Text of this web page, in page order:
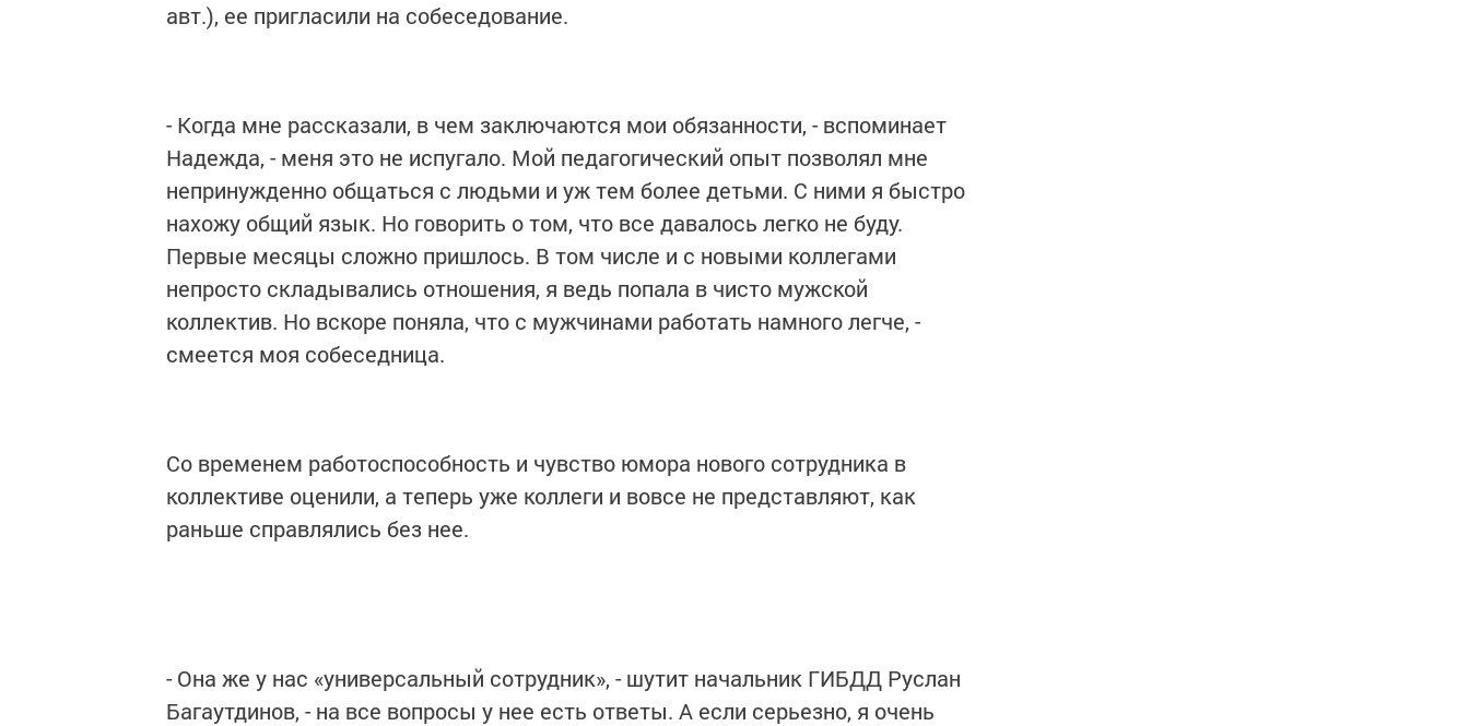
авт.), ее пригласили на собеседование.
- Когда мне рассказали, в чем заключаются мои обязанности, - вспоминает
Надежда, - меня это не испугало. Мой педагогический опыт позволял мне
непринужденно общаться с людьми и уж тем более детьми. С ними я быстро
нахожу общий язык. Но говорить о том, что все давалось легко не буду.
Первые месяцы сложно пришлось. В том числе и с новыми коллегами
непросто складывались отношения, я ведь попала в чисто мужской
коллектив. Но вскоре поняла, что с мужчинами работать намного легче, -
смеется моя собеседница.
Со временем работоспособность и чувство юмора нового сотрудника в
коллективе оценили, а теперь уже коллеги и вовсе не представляют, как
раньше справлялись без нее.
- Она же у нас «универсальный сотрудник», - шутит начальник ГИБДД Руслан
Багаутдинов, - на все вопросы у нее есть ответы. А если серьезно, я очень